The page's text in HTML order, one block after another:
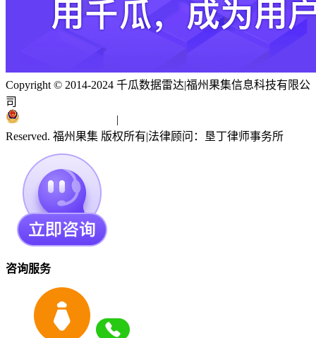
Copyright © 2014-2024 千瓜数据雷达|福州果集信息科技有限公
司
|
Reserved. 福州果集 版权所有|法律顾问：垦丁律师事务所
咨询服务